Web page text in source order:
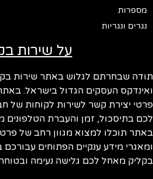
מספרות
נגרים ונגריות
על שירות
שבחרתם לגלוש באתר שירות
העסקים הגדול בישראל.
יצירת קשר לשירות לקוחות של
בתיסכול, זמן והעברת הטלפונים
תוכלו למצוא מגוון רחב של
מידע ענקיים הפתוחים עבורכם
מאחל לכם גלישה נעימה ובטוחה.